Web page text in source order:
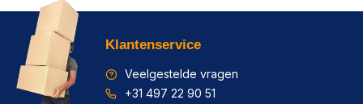
Klantenservice
Veelgestelde vragen
+31 497 22 90 51